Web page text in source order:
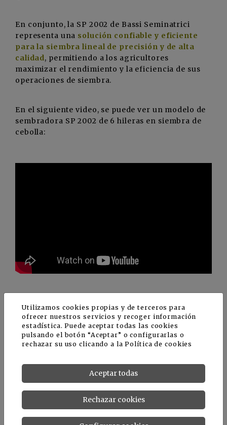
En conjunto, la SP 2002 de Bassi Seminatrici
representa una solución confiable y eficiente
para la siembra lineal de precisión y de alta
calidad, permitiendo a los agricultores
maximizar el rendimiento y la eficiencia de sus
operaciones de siembra.
En el siguiente video, se puede ver un modelo de
sembradora SP 2002 de 6 hileras en siembra de
cebolla:
Sobre la empresa
producción de sembradoras de precisión
manuales, sembradoras autopropulsadas y
sembradoras de precisión arrastradas. Muchos
de ellos te permiten realizar múltiples
Utilizamos cookies propias y de terceros para
ofrecer nuestros servicios y recoger información
estadística. Puede aceptar todas las cookies
pulsando el botón “Aceptar” o configurarlas o
rechazar su uso clicando a laPolítica de cookies
Aceptar todas
Rechazar cookies